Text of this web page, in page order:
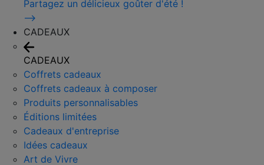
Partagez un délicieux goûter d'été !
⟶
CADEAUX
CADEAUX
Coffrets cadeaux
Coffrets cadeaux à composer
Produits personnalisables
Éditions limitées
Cadeaux d'entreprise
Idées cadeaux
Art de Vivre